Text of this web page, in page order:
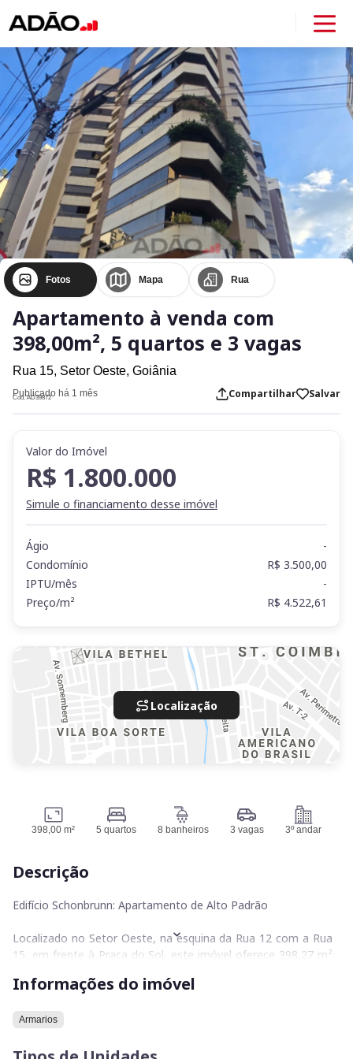
Fotos Mapa Rua
Apartamento à venda com
398,00m², 5 quartos e 3 vagas
Rua 15, Setor Oeste, Goiânia
Publicado há 1 mês
Cod. AD39872 Compartilhar Salvar
Valor do Imóvel
R$ 1.800.000
Simule o financiamento desse imóvel
Ágio
-
Condomínio
R$ 3.500,00
IPTU/mês
-
Preço/m²
R$ 4.522,61
Localização
398,00 m² 5 quartos 8 banheiros 3 vagas 3º andar
Descrição
Edifício Schonbrunn: Apartamento de Alto Padrão
Localizado no Setor Oeste, na esquina da Rua 12 com a Rua
15, em frente à Praça do Sol, este imóvel oferece 398,27 m²
possui face nascente, ventilação cruzada e privacidade.
Localização
Informações do imóvel
Armarios